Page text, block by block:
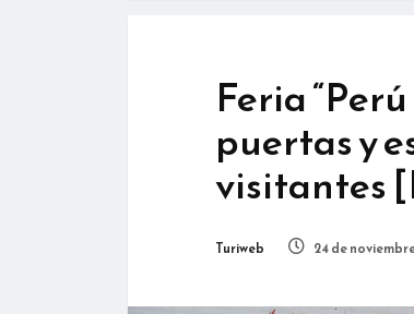
Feria
puertas y
visitantes
Turiweb 24 de